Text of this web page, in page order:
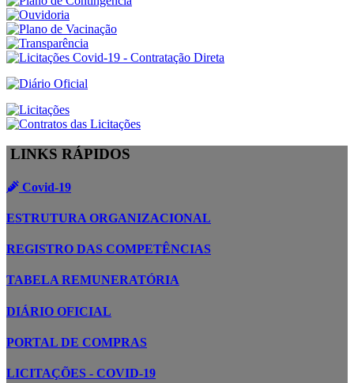
LINKS RÁPIDOS
Covid-19
ESTRUTURA ORGANIZACIONAL
REGISTRO DAS COMPETÊNCIAS
TABELA REMUNERATÓRIA
DIÁRIO OFICIAL
PORTAL DE COMPRAS
LICITAÇÕES - COVID-19